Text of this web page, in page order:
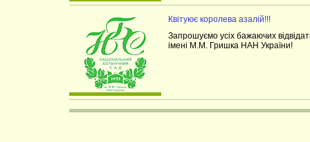
Квітуює королева азалій!!!
Запрошуємо усіх бажаючих
імені М.М. Гришка НАН України!